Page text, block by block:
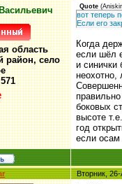
область
район, село
571
Quote (
вот теперь
Если его
Когда
если шёл
и синички
неохотно,
боковых
высоте
год
если осам
Вторник,